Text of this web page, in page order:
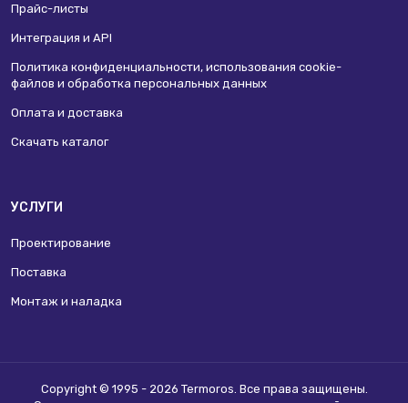
Прайс-листы
Интеграция и API
Политика конфиденциальности, использования сookie-
файлов и обработка персональных данных
Оплата и доставка
Скачать каталог
УСЛУГИ
Проектирование
Поставка
Монтаж и наладка
Copyright © 1995 - 2026 Termoros. Все права защищены.